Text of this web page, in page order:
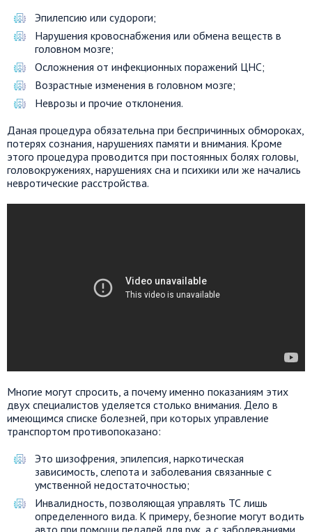
Эпилепсию или судороги;
Нарушения кровоснабжения или обмена веществ в
головном мозге;
Осложнения от инфекционных поражений ЦНС;
Возрастные изменения в головном мозге;
Неврозы и прочие отклонения.
Даная процедура обязательна при беспричинных обмороках,
потерях сознания, нарушениях памяти и внимания. Кроме
этого процедура проводится при постоянных болях головы,
головокружениях, нарушениях сна и психики или же начались
невротические расстройства.
Многие могут спросить, а почему именно показаниям этих
двух специалистов уделяется столько внимания. Дело в
имеющимся списке болезней, при которых управление
транспортом противопоказано:
Это шизофрения, эпилепсия, наркотическая
зависимость, слепота и заболевания связанные с
умственной недостаточностью;
Инвалидность, позволяющая управлять ТС лишь
определенного вида. К примеру, безногие могут водить
авто при помощи педалей для рук, а с заболеваниями